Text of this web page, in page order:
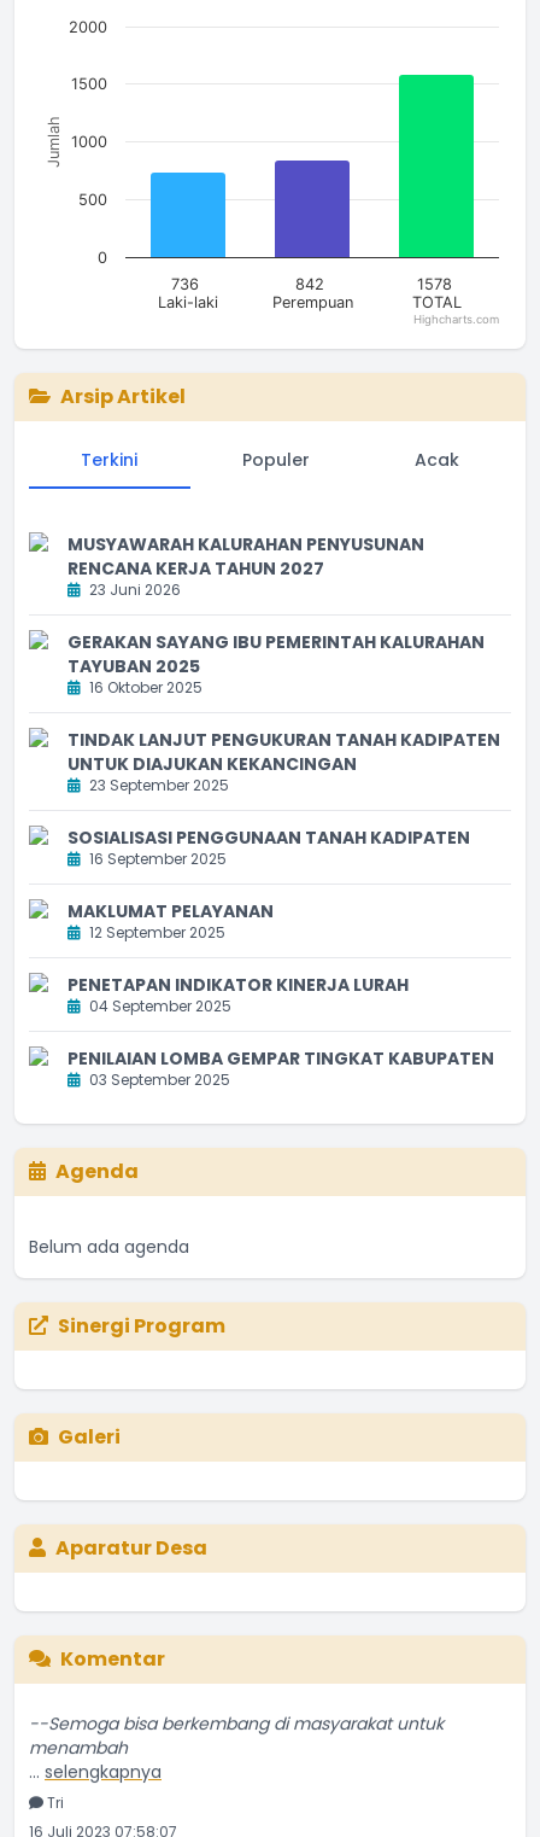
The chart has 1 X axis displaying categories.
Jumlah
736
Laki-laki
842
Perempuan
1578
TOTAL
0
500
1000
1500
2000
Highcharts.com
Arsip Artikel
Terkini Populer Acak
MUSYAWARAH KALURAHAN PENYUSUNAN
RENCANA KERJA TAHUN 2027
23 Juni 2026
GERAKAN SAYANG IBU PEMERINTAH KALURAHAN
TAYUBAN 2025
16 Oktober 2025
TINDAK LANJUT PENGUKURAN TANAH KADIPATEN
UNTUK DIAJUKAN KEKANCINGAN
23 September 2025
SOSIALISASI PENGGUNAAN TANAH KADIPATEN
16 September 2025
MAKLUMAT PELAYANAN
12 September 2025
PENETAPAN INDIKATOR KINERJA LURAH
04 September 2025
PENILAIAN LOMBA GEMPAR TINGKAT KABUPATEN
03 September 2025
Agenda
Belum ada agenda
Sinergi Program
Galeri
Aparatur Desa
Komentar
menambah
...selengkapnya